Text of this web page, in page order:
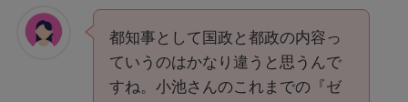
都知事として国政と都政の内容っ
ていうのはかなり違うと思うんで
すね。小池さんのこれまでの『ゼ